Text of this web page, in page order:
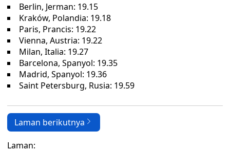
Berlin, Jerman: 19.15
Kraków, Polandia: 19.18
Paris, Prancis: 19.22
Vienna, Austria: 19.22
Milan, Italia: 19.27
Barcelona, Spanyol: 19.35
Madrid, Spanyol: 19.36
Saint Petersburg, Rusia: 19.59
Laman berikutnya
Laman: